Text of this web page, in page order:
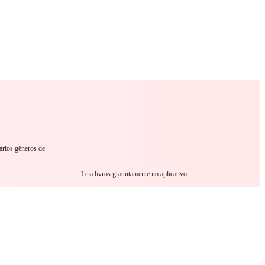
gêneros de
Leia livros gratuitamente no aplicativo